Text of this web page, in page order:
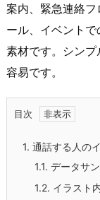
案内、緊急連絡
ール、イベント
素材です。シン
容易です。
目次
1. 通話する人の
1.1. データサ
1.2. イラスト